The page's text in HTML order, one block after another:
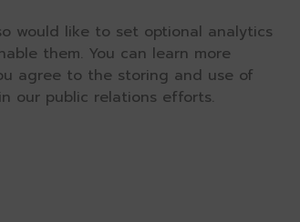
would like to set optional analytics
them. You can learn more
agree to the storing and use of
our public relations efforts.